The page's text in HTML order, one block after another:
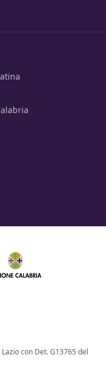
con Det. G13765 del